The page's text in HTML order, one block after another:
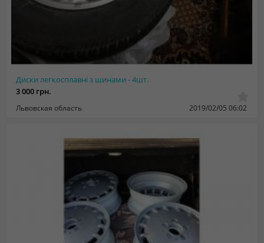
Диски легкосплавні з шинами - 4шт.
3 000 грн.
Львовская область 2019/02/05 06:02